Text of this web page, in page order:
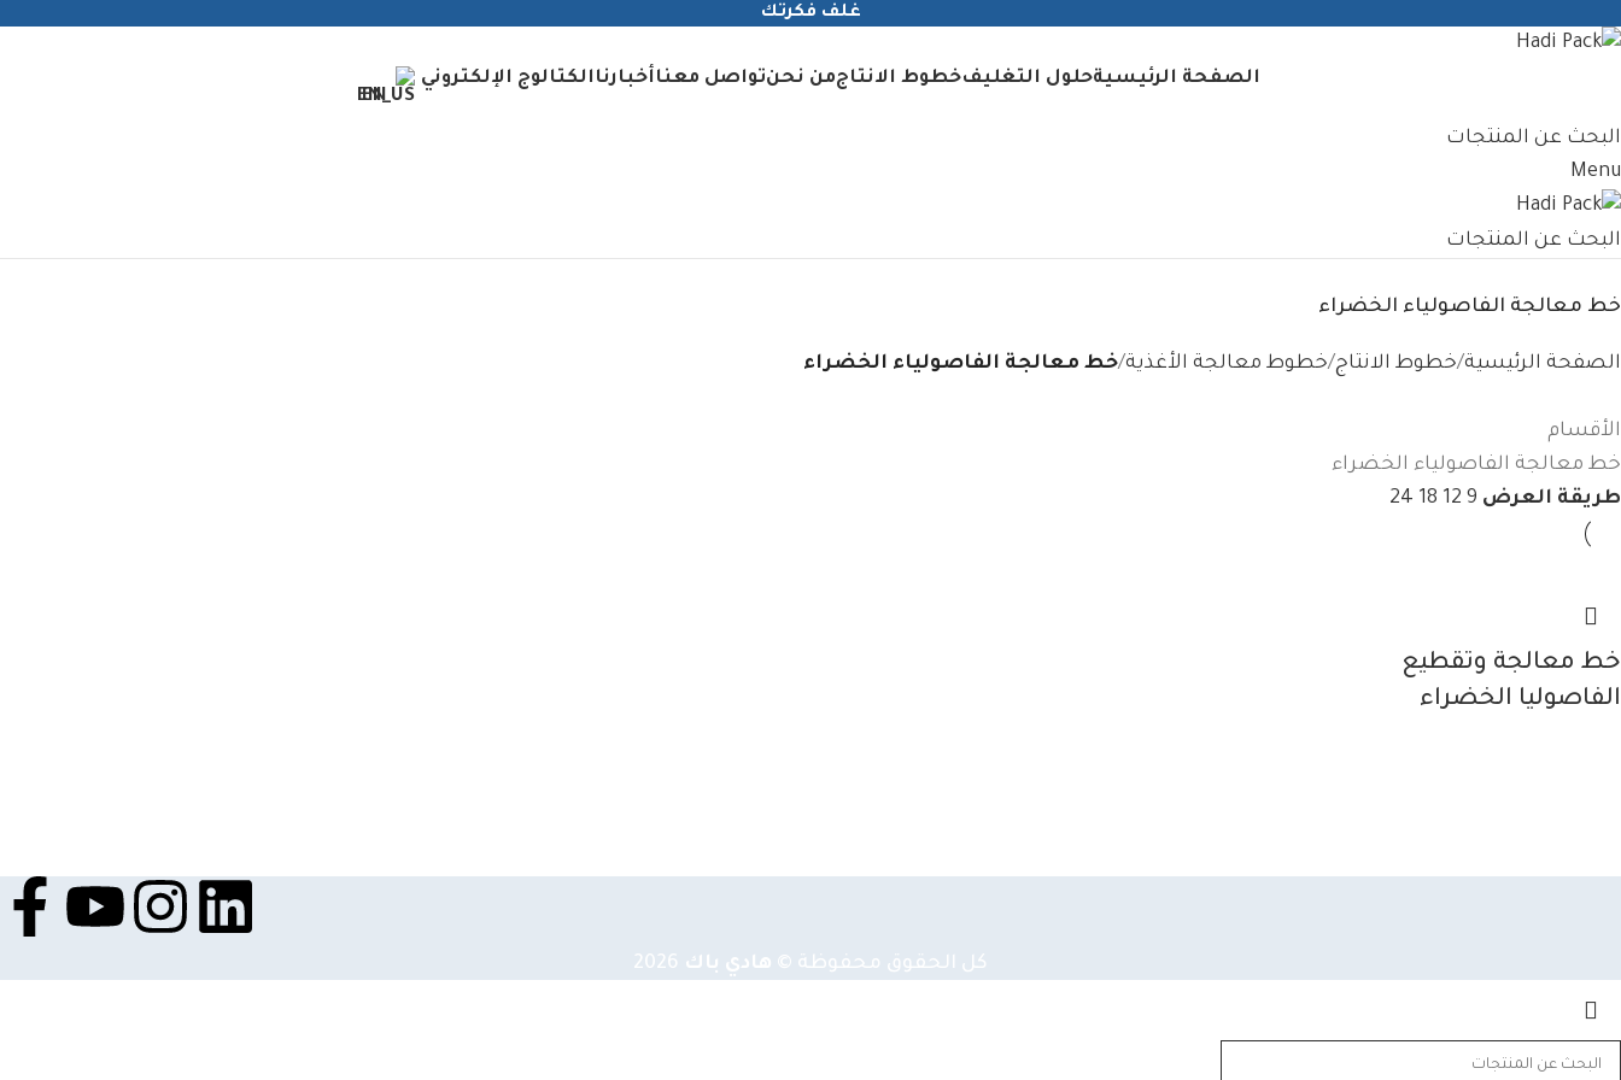
غلف فكرتك
الصفحة الرئيسيةحلول التغليفخطوط الانتاجمن نحنتواصل معنا أخبارنا الكتالوج الإلكتروني
EN
البحث عن المنتجات
Menu
البحث عن المنتجات
خط معالجة الفاصولياء الخضراء
الصفحة الرئيسية خطوط الانتاج خطوط معالجة الأغذية خط معالجة الفاصولياء الخضراء
الأقسام
خط معالجة الفاصولياء الخضراء
طريقة العرض 9
12
18
24
خط معالجة وتقطيع
الفاصوليا الخضراء
كل الحقوق محفوظة © هادي باك